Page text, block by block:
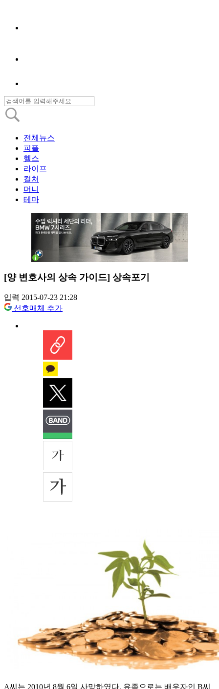
전체뉴스
피플
헬스
라이프
컬처
머니
테마
[양 변호사의 상속 가이드] 상속포기
입력 2015-07-23 21:28
선호매체 추가
A씨는 2010년 8월 6일 사망하였다. 유족으로는 배우자인 B씨